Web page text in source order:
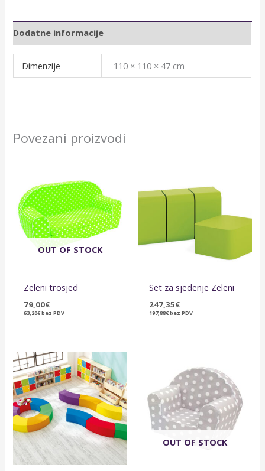
Dodatne informacije
Dimenzije 110 × 110 × 47 cm
Povezani proizvodi
OUT OF STOCK
Zeleni trosjed
79,00€
63,20€bez PDV
Set za sjedenje Zeleni
247,35€
197,88€bez PDV
OUT OF STOCK